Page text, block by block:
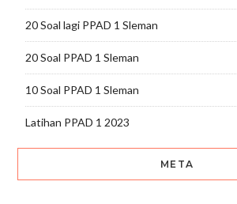
20 Soal lagi PPAD 1 Sleman
20 Soal PPAD 1 Sleman
10 Soal PPAD 1 Sleman
Latihan PPAD 1 2023
META